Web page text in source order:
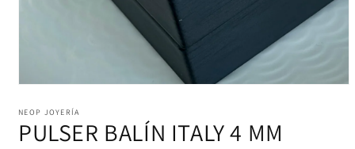
multimedia
1
en
NEOP JOYERÍA
PULSER BALÍN ITALY 4 MM